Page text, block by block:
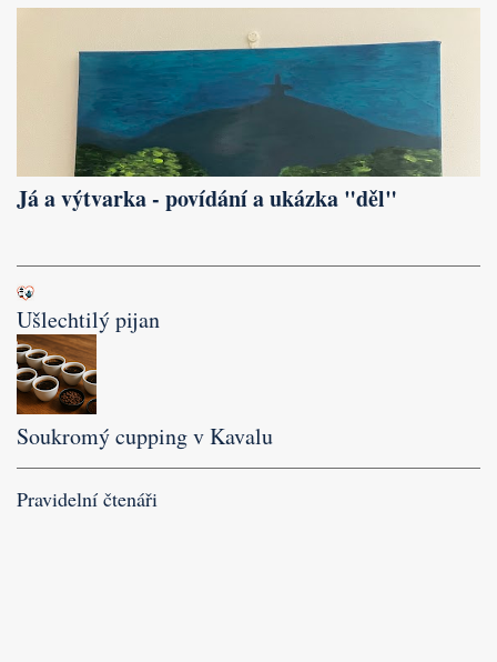
Já a výtvarka - povídání a ukázka "děl"
Ušlechtilý pijan
Soukromý cupping v Kavalu
Pravidelní čtenáři